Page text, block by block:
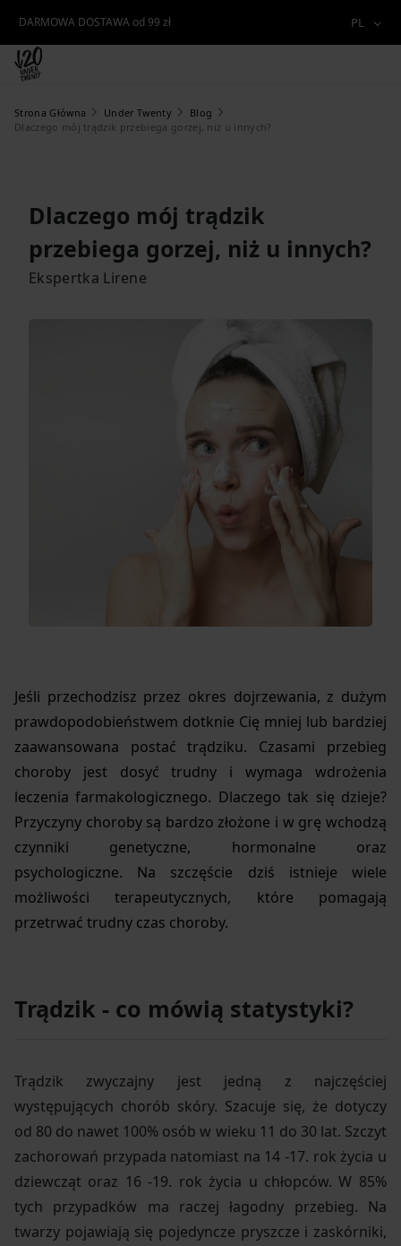
DARMOWA DOSTAWA od 99 zł PL
Strona Główna Under Twenty
Blog
Dlaczego mój trądzik przebiega gorzej, niż u innych?
Dlaczego mój trądzik
przebiega gorzej, niż u innych?
Ekspertka Lirene
Jeśli przechodzisz przez okres dojrzewania, z dużym
prawdopodobieństwem dotknie Cię mniej lub bardziej
zaawansowana postać trądziku. Czasami przebieg
choroby jest dosyć trudny i wymaga wdrożenia
leczenia farmakologicznego. Dlaczego tak się dzieje?
Przyczyny choroby są bardzo złożone i w grę wchodzą
czynniki genetyczne, hormonalne oraz
psychologiczne. Na szczęście dziś istnieje wiele
możliwości terapeutycznych, które pomagają
przetrwać trudny czas choroby.
Trądzik - co mówią statystyki?
Trądzik zwyczajny jest jedną z najczęściej
występujących chorób skóry. Szacuje się, że dotyczy
od 80 do nawet 100% osób w wieku 11 do 30 lat. Szczyt
zachorowań przypada natomiast na 14 -17. rok życia u
dziewcząt oraz 16 -19. rok życia u chłopców. W 85%
tych przypadków ma raczej łagodny przebieg. Na
twarzy pojawiają się pojedyncze pryszcze i zaskórniki,